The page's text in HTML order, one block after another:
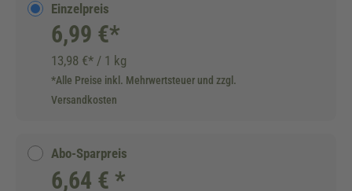
Einzelpreis
6,99 €*
13,98 €* / 1 kg
*Alle Preise inkl. Mehrwertsteuer und zzgl.
Versandkosten
Abo-Sparpreis
6,64 € *